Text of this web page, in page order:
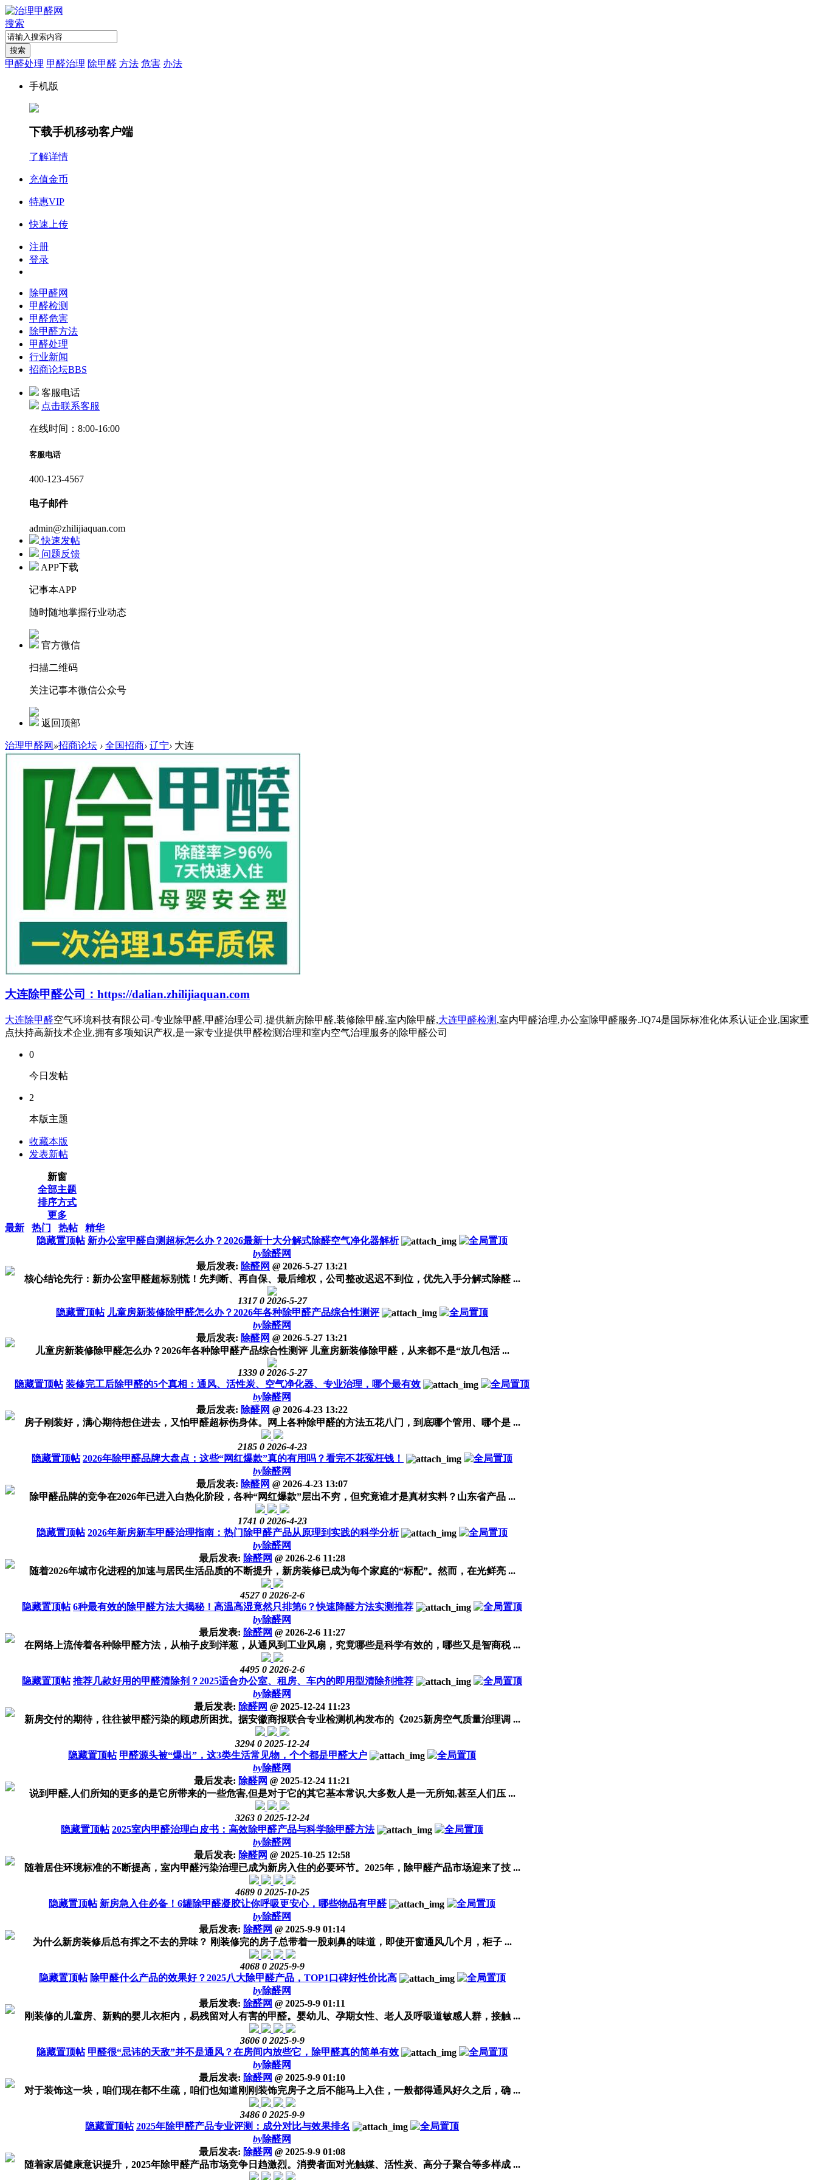
搜索
搜索
甲醛处理 甲醛治理 除甲醛 方法 危害 办法
手机版
下载手机移动客户端
了解详情
充值金币
特惠VIP
快速上传
注册
登录
除甲醛网
甲醛检测
甲醛危害
除甲醛方法
甲醛处理
行业新闻
招商论坛BBS
客服电话
点击联系客服
在线时间：8:00-16:00
客服电话
400-123-4567
电子邮件
admin@zhilijiaquan.com
快速发帖
问题反馈
APP下载
记事本APP
随时随地掌握行业动态
官方微信
扫描二维码
关注记事本微信公众号
返回顶部
治理甲醛网 »招商论坛 › 全国招商› 辽宁› 大连
大连除甲醛公司：https://dalian.zhilijiaquan.com
大连除甲醛空气环境科技有限公司-专业除甲醛,甲醛治理公司.提供新房除甲醛,装修除甲醛,室内除甲醛,大连甲醛检测 ,室内甲醛治理,办公室除甲醛服务.JQ74是国际标准化体系认证企业,国家重
点扶持高新技术企业,拥有多项知识产权,是一家专业提供甲醛检测治理和室内空气治理服务的除甲醛公司
0
今日发帖
2
本版主题
收藏本版
发表新帖
新窗
全部主题
排序方式
更多
最新
热门 热帖
精华
隐藏置顶帖 新办公室甲醛自测超标怎么办？2026最新十大分解式除醛空气净化器解析
by除醛网
最后发表: 除醛网 @ 2026-5-27 13:21
核心结论先行：新办公室甲醛超标别慌！先判断、再自保、最后维权，公司整改迟迟不到位，优先入手分解式除醛 ...
1317 0 2026-5-27
隐藏置顶帖 儿童房新装修除甲醛怎么办？2026年各种除甲醛产品综合性测评
by除醛网
最后发表: 除醛网 @ 2026-5-27 13:21
儿童房新装修除甲醛怎么办？2026年各种除甲醛产品综合性测评 儿童房新装修除甲醛，从来都不是“放几包活 ...
1339 0 2026-5-27
隐藏置顶帖 装修完工后除甲醛的5个真相：通风、活性炭、空气净化器、专业治理，哪个最有效
by除醛网
最后发表: 除醛网 @ 2026-4-23 13:22
房子刚装好，满心期待想住进去，又怕甲醛超标伤身体。网上各种除甲醛的方法五花八门，到底哪个管用、哪个是 ...
2185 0 2026-4-23
隐藏置顶帖 2026年除甲醛品牌大盘点：这些“网红爆款”真的有用吗？看完不花冤枉钱！
by除醛网
最后发表: 除醛网 @ 2026-4-23 13:07
除甲醛品牌的竞争在2026年已进入白热化阶段，各种“网红爆款”层出不穷，但究竟谁才是真材实料？山东省产品 ...
1741 0 2026-4-23
隐藏置顶帖 2026年新房新车甲醛治理指南：热门除甲醛产品从原理到实践的科学分析
by除醛网
最后发表: 除醛网 @ 2026-2-6 11:28
随着2026年城市化进程的加速与居民生活品质的不断提升，新房装修已成为每个家庭的“标配”。然而，在光鲜亮 ...
4527 0 2026-2-6
隐藏置顶帖 6种最有效的除甲醛方法大揭秘！高温高湿竟然只排第6？快速降醛方法实测推荐
by除醛网
最后发表: 除醛网 @ 2026-2-6 11:27
在网络上流传着各种除甲醛方法，从柚子皮到洋葱，从通风到工业风扇，究竟哪些是科学有效的，哪些又是智商税 ...
4495 0 2026-2-6
隐藏置顶帖 推荐几款好用的甲醛清除剂？2025适合办公室、租房、车内的即用型清除剂推荐
by除醛网
最后发表: 除醛网 @ 2025-12-24 11:23
新房交付的期待，往往被甲醛污染的顾虑所困扰。据安徽商报联合专业检测机构发布的《2025新房空气质量治理调 ...
3294 0 2025-12-24
隐藏置顶帖 甲醛源头被“爆出”，这3类生活常见物，个个都是甲醛大户
by除醛网
最后发表: 除醛网 @ 2025-12-24 11:21
说到甲醛,人们所知的更多的是它所带来的一些危害,但是对于它的其它基本常识,大多数人是一无所知,甚至人们压 ...
3263 0 2025-12-24
隐藏置顶帖 2025室内甲醛治理白皮书：高效除甲醛产品与科学除甲醛方法
by除醛网
最后发表: 除醛网 @ 2025-10-25 12:58
随着居住环境标准的不断提高，室内甲醛污染治理已成为新房入住的必要环节。2025年，除甲醛产品市场迎来了技 ...
4689 0 2025-10-25
隐藏置顶帖 新房急入住必备！6罐除甲醛凝胶让你呼吸更安心，哪些物品有甲醛
by除醛网
最后发表: 除醛网 @ 2025-9-9 01:14
为什么新房装修后总有挥之不去的异味？ 刚装修完的房子总带着一股刺鼻的味道，即使开窗通风几个月，柜子 ...
4068 0 2025-9-9
隐藏置顶帖 除甲醛什么产品的效果好？2025八大除甲醛产品，TOP1口碑好性价比高
by除醛网
最后发表: 除醛网 @ 2025-9-9 01:11
刚装修的儿童房、新购的婴儿衣柜内，易残留对人有害的甲醛。婴幼儿、孕期女性、老人及呼吸道敏感人群，接触 ...
3606 0 2025-9-9
隐藏置顶帖 甲醛很“忌讳的天敌”并不是通风？在房间内放些它，除甲醛真的简单有效
by除醛网
最后发表: 除醛网 @ 2025-9-9 01:10
对于装饰这一块，咱们现在都不生疏，咱们也知道刚刚装饰完房子之后不能马上入住，一般都得通风好久之后，确 ...
3486 0 2025-9-9
隐藏置顶帖 2025年除甲醛产品专业评测：成分对比与效果排名
by除醛网
最后发表: 除醛网 @ 2025-9-9 01:08
随着家居健康意识提升，2025年除甲醛产品市场竞争日趋激烈。消费者面对光触媒、活性炭、高分子聚合等多样成 ...